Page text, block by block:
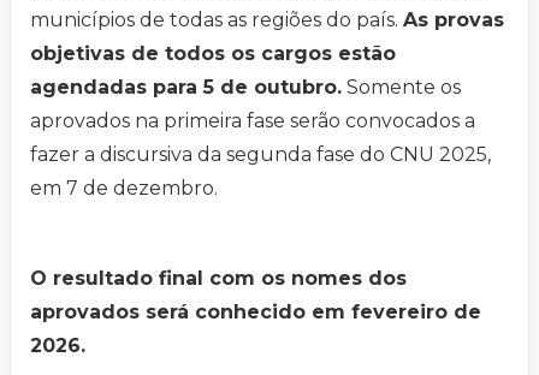
municípios de todas as regiões do país. As provas
objetivas de todos os cargos estão
agendadas para 5 de outubro. Somente os
aprovados na primeira fase serão convocados a
fazer a discursiva da segunda fase do CNU 2025,
em 7 de dezembro.
O resultado final com os nomes dos
aprovados será conhecido em fevereiro de
2026.